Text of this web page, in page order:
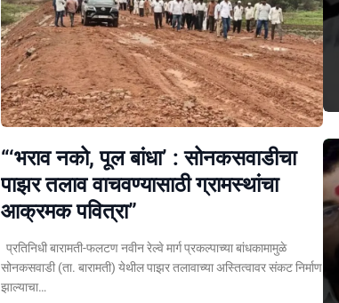
“‘भराव नको, पूल बांधा’ : सोनकसवाडीचा
पाझर तलाव वाचवण्यासाठी ग्रामस्थांचा
आक्रमक पवित्रा”
प्रतिनिधी बारामती-फलटण नवीन रेल्वे मार्ग प्रकल्पाच्या बांधकामामुळे
सोनकसवाडी (ता. बारामती) येथील पाझर तलावाच्या अस्तित्वावर संकट निर्माण
झाल्याचा…